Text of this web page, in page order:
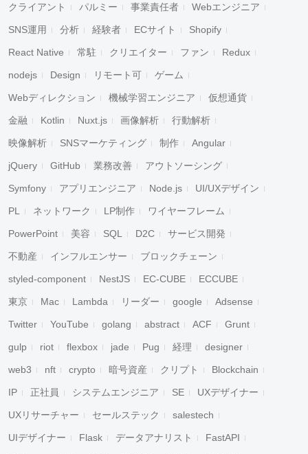
クライアント パルミー 事業責任者 Webエンジニア
SNS運用 分析 経験者 ECサイト Shopify
React Native 常駐 クリエイター ファン Redux
nodejs Design リモート可 ゲーム
Webディレクション 機械学習エンジニア 仮想通貨
金融 Kotlin Nuxt.js 画像解析 行動解析
映像解析 SNSマーケティング 制作 Angular
jQuery GitHub 業務改善 アウトソーシング
Symfony アプリエンジニア Node.js UI/UXデザイン
PL ネットワーク LP制作 ワイヤーフレーム
PowerPoint 美容 SQL D2C サービス開発
不動産 インフルエンサー ブロックチェーン
styled-component NestJS EC-CUBE ECCUBE
東京 Mac Lambda リーダー google Adsense
Twitter YouTube golang abstract ACF Grunt
gulp riot flexbox jade Pug 経理 designer
web3 nft crypto 暗号資産 クリプト Blockchain
IP 正社員 システムエンジニア SE UXデザイナー
UXリサーチャー セールステック salestech
UIデザイナー Flask データアナリスト FastAPI